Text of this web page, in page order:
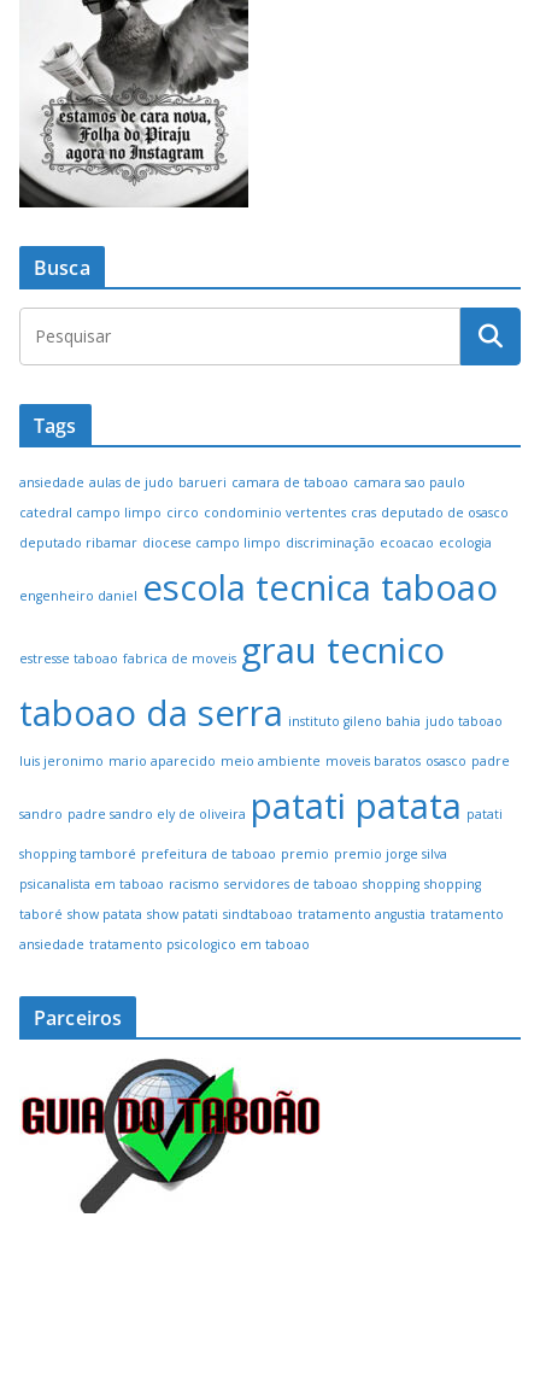
Busca
Tags
ansiedade aulas de judo barueri camara de taboao camara sao paulo
catedral campo limpo circo condominio vertentes cras deputado de osasco
deputado ribamar diocese campo limpo discriminação ecoacao ecologia
engenheiro daniel escola tecnica taboao
estresse taboao fabrica de moveis grau tecnico
taboao da serra instituto gileno bahia judo taboao
luis jeronimo mario aparecido meio ambiente moveis baratos osasco padre
sandro padre sandro ely de oliveira patati patata patati
shopping tamboré prefeitura de taboao premio premio jorge silva
psicanalista em taboao racismo servidores de taboao shopping shopping
taboré show patata show patati sindtaboao tratamento angustia tratamento
ansiedade tratamento psicologico em taboao
Parceiros